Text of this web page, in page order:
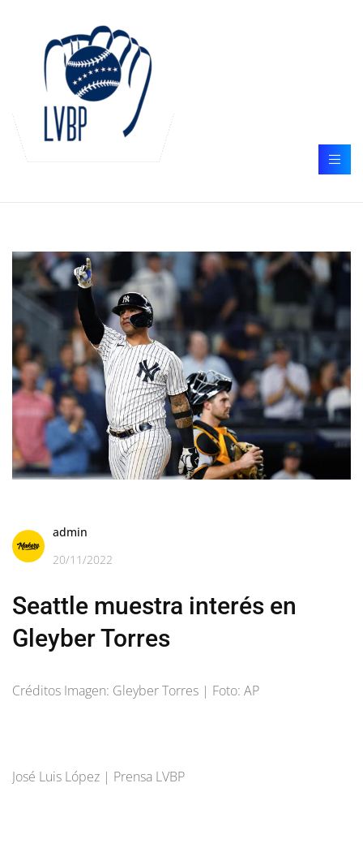
admin
20/11/2022
Seattle muestra interés en
Gleyber Torres
Créditos Imagen: Gleyber Torres | Foto: AP
José Luis López | Prensa LVBP